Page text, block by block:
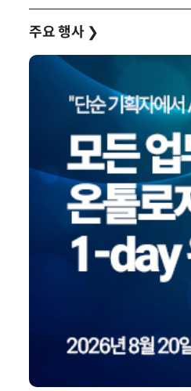
주요 행사 ❯